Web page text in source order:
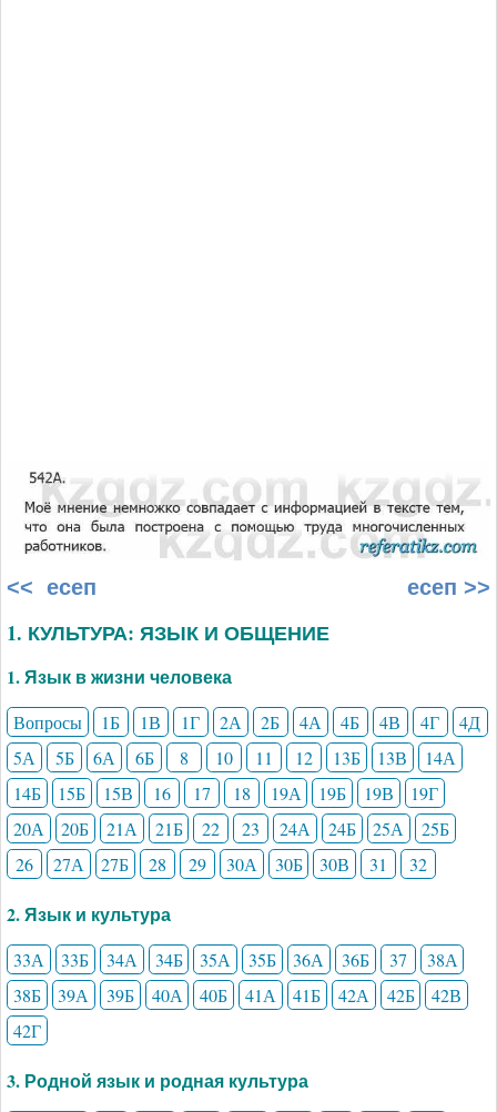
<< есеп есеп >>
1. КУЛЬТУРА: ЯЗЫК И ОБЩЕНИЕ
1. Язык в жизни человека
Вопросы 1Б 1В 1Г 2А 2Б 4А 4Б 4В 4Г
4Д
5А
5Б 6А 6Б 8 10 11 12 13Б 13В
14А
14Б
15Б 15В 16 17 18 19А 19Б 19В
19Г
20А
20Б 21А 21Б 22 23 24А 24Б 25А
25Б
26
27А 27Б 28 29 30А 30Б 30В 31 32
2. Язык и культура
33А 33Б 34А 34Б 35А 35Б 36А 36Б 37
38А
38Б
39А 39Б 40А 40Б 41А 41Б 42А 42Б
42В
42Г
3. Родной язык и родная культура